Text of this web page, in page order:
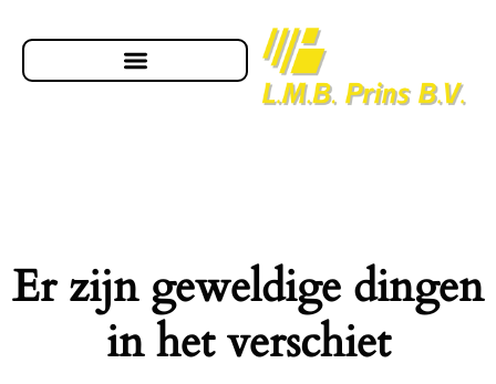
Er zijn geweldige dingen
in het verschiet